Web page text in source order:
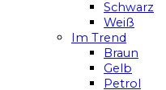
Schwarz
Weiß
Im Trend
Braun
Gelb
Petrol